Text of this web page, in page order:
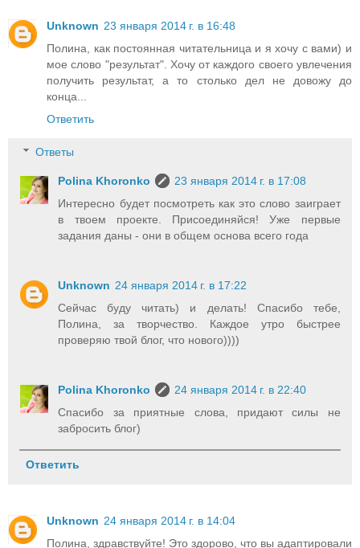
Unknown 23 января 2014 г. в 16:48
Полина, как постоянная читательница и я хочу с вами) и
мое слово "результат". Хочу от каждого своего увлечения
получить результат, а то столько дел не довожу до
конца...
Ответить
Ответы
Polina Khoronko
23 января 2014 г. в 17:08
Интересно будет посмотреть как это слово заиграет
в твоем проекте. Присоединяйся! Уже первые
задания даны - они в общем основа всего года
Unknown 24 января 2014 г. в 17:22
Сейчас буду читать) и делать! Спасибо тебе,
Полина, за творчество. Каждое утро быстрее
проверяю твой блог, что нового))))
Polina Khoronko
24 января 2014 г. в 22:40
Спасибо за приятные слова, придают силы не
забросить блог)
Ответить
Unknown 24 января 2014 г. в 14:04
Полина, здравствуйте! Это здорово, что вы адаптировали